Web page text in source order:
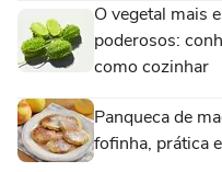
O vegetal mais
poderosos:
como cozinhar
Panqueca de
fofinha, prática